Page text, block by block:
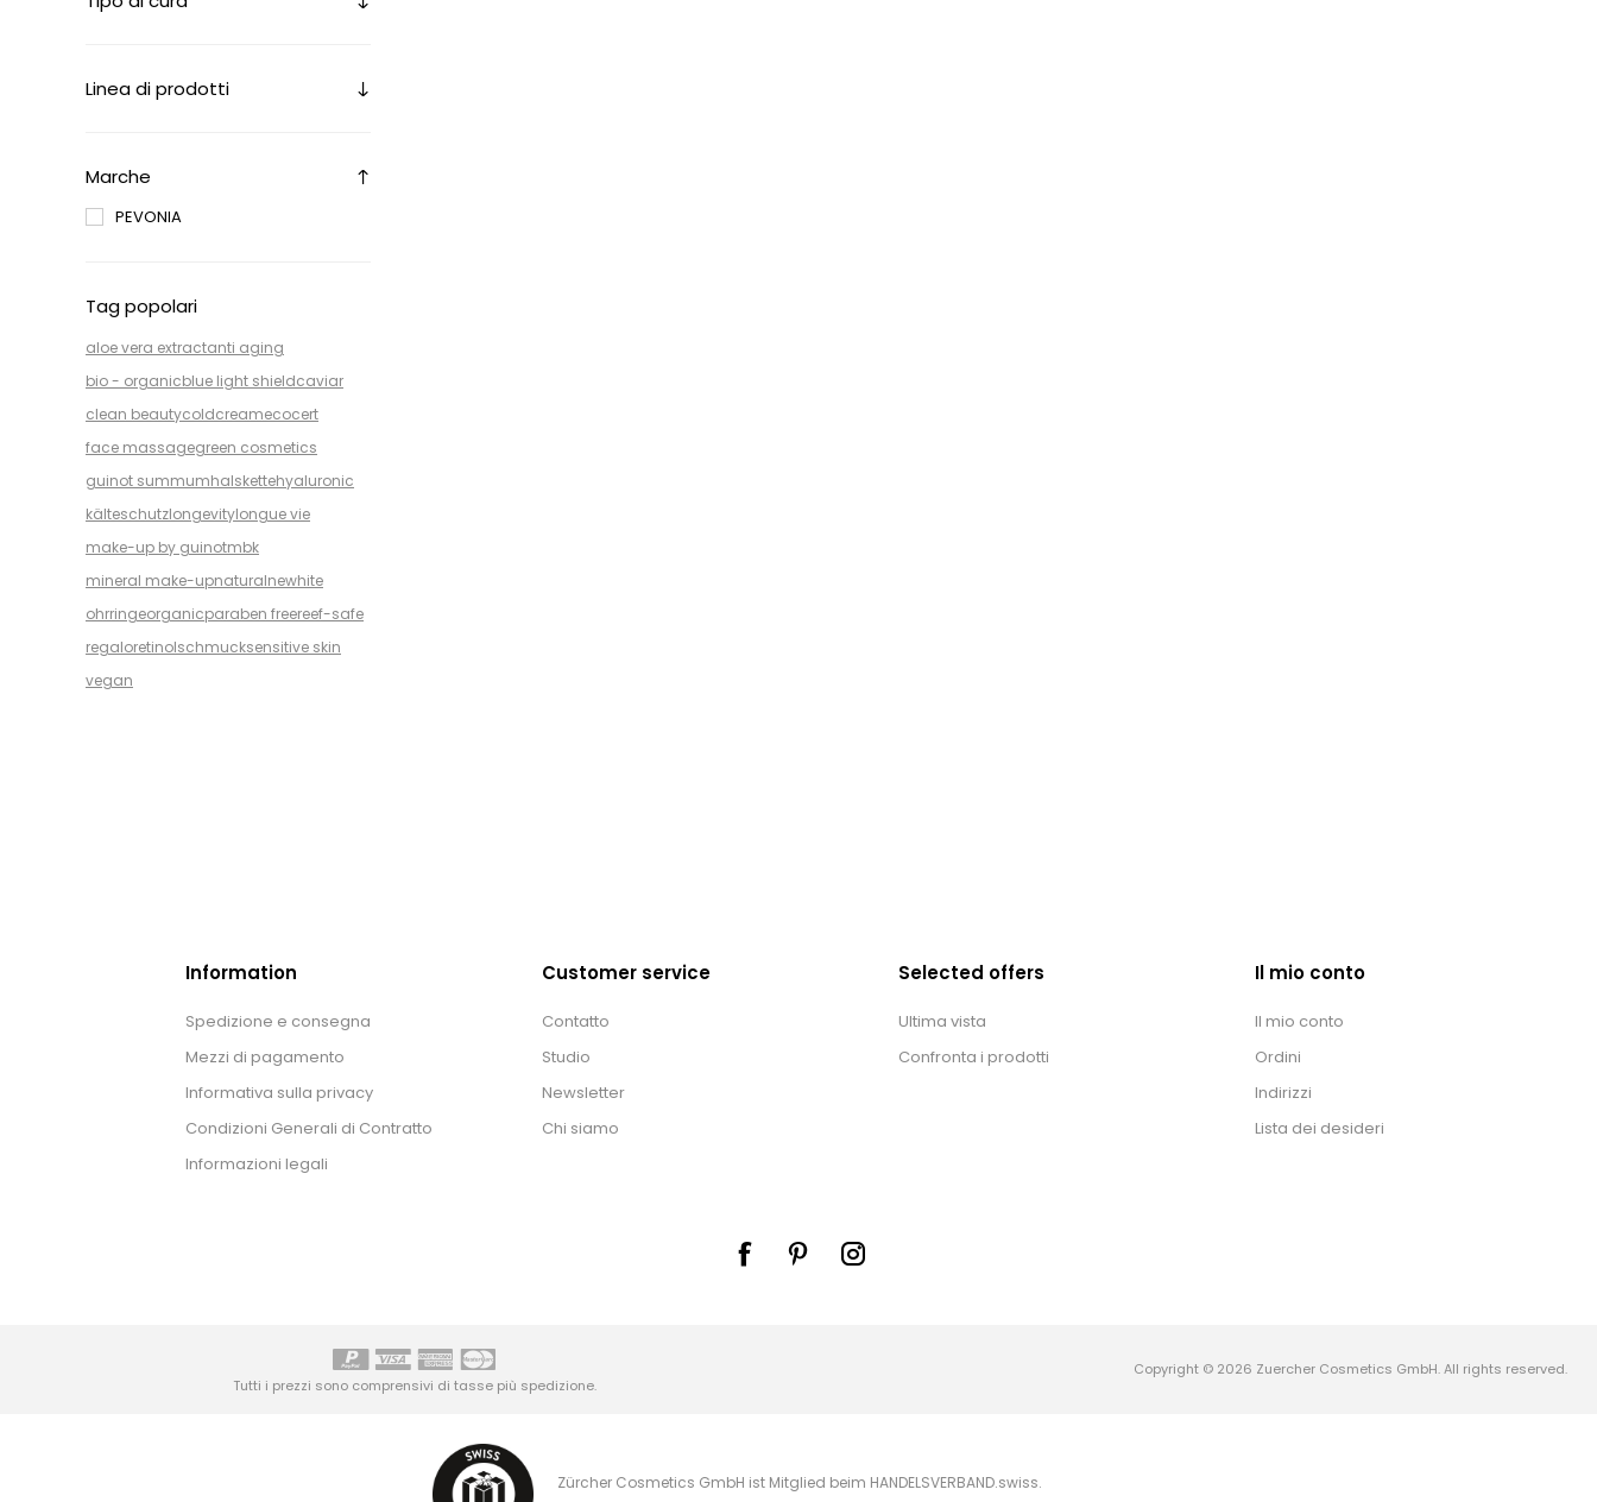
Linea di prodotti
Marche
PEVONIA
Tag popolari
aloe vera extractanti aging
bio - organicblue light shieldcaviar
clean beautycoldcreamecocert
face massagegreen cosmetics
guinot summumhalskettehyaluronic
kälteschutzlongevitylongue vie
make-up by guinotmbk
mineral make-upnaturalnewhite
ohrringeorganicparaben freereef-safe
regaloretinolschmucksensitive skin
vegan
Information
Spedizione e consegna
Mezzi di pagamento
Informativa sulla privacy
Condizioni Generali di Contratto
Informazioni legali
Customer service
Contatto
Studio
Newsletter
Chi siamo
Selected offers
Ultima vista
Confronta i prodotti
Il mio conto
Il mio conto
Ordini
Indirizzi
Lista dei desideri
Tutti i prezzi sono comprensivi di tasse più spedizione.
Copyright © 2026 Zuercher Cosmetics GmbH. All rights reserved.
Zürcher Cosmetics GmbH ist Mitglied beim HANDELSVERBAND.swiss.